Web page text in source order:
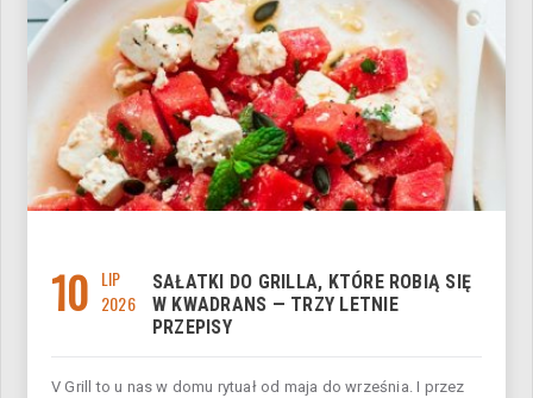
10 LIP
2026
SAŁATKI DO GRILLA, KTÓRE ROBIĄ SIĘ
W KWADRANS — TRZY LETNIE
PRZEPISY
V Grill to u nas w domu rytuał od maja do września. I przez